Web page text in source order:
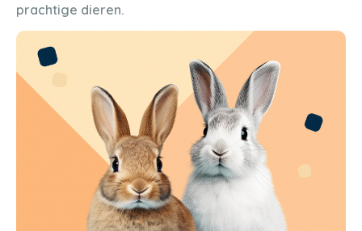
prachtige dieren.